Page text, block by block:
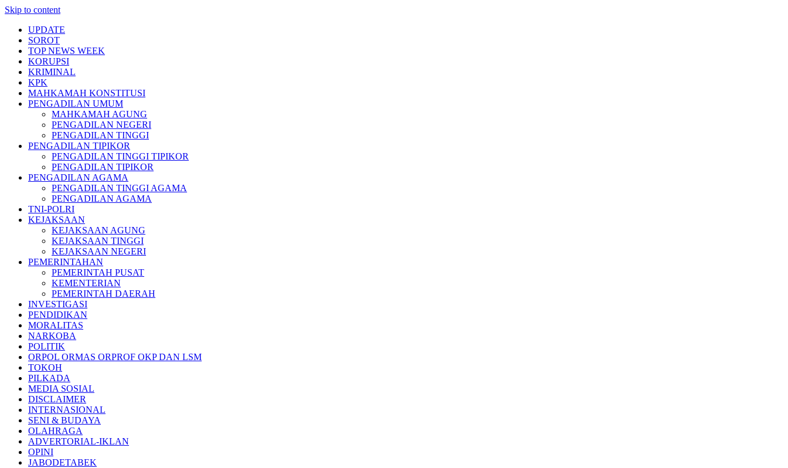
Skip to content
UPDATE
SOROT
TOP NEWS WEEK
KORUPSI
KRIMINAL
KPK
MAHKAMAH KONSTITUSI
PENGADILAN UMUM
MAHKAMAH AGUNG
PENGADILAN NEGERI
PENGADILAN TINGGI
PENGADILAN TIPIKOR
PENGADILAN TINGGI TIPIKOR
PENGADILAN TIPIKOR
PENGADILAN AGAMA
PENGADILAN TINGGI AGAMA
PENGADILAN AGAMA
TNI-POLRI
KEJAKSAAN
KEJAKSAAN AGUNG
KEJAKSAAN TINGGI
KEJAKSAAN NEGERI
PEMERINTAHAN
PEMERINTAH PUSAT
KEMENTERIAN
PEMERINTAH DAERAH
INVESTIGASI
PENDIDIKAN
MORALITAS
NARKOBA
POLITIK
ORPOL ORMAS ORPROF OKP DAN LSM
TOKOH
PILKADA
MEDIA SOSIAL
DISCLAIMER
INTERNASIONAL
SENI & BUDAYA
OLAHRAGA
ADVERTORIAL-IKLAN
OPINI
JABODETABEK